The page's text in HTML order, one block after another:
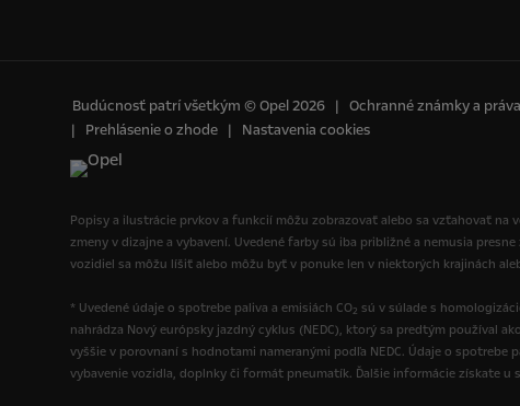
Budúcnosť patrí všetkým © Opel 2026 Ochranné známky a práva
Prehlásenie o zhode
Nastavenia cookies
Popisy a ilustrácie prvkov a funkcií môžu zobrazovať alebo sa vzťahovať na
zmeny v dizajne a vybavení. Uvedené farby sú iba približné a nemusia
vozidiel sa môžu líšiť alebo môžu byť v ponuke len v niektorých krajinách
* Uvedené údaje o spotrebe paliva a emisiách CO2 sú v súlade s
nahrádza Nový európsky jazdný cyklus (NEDC), ktorý sa predtým používal
vyššie v porovnaní s hodnotami nameranými podľa NEDC. Údaje o spotrebe
vybavenie vozidla, doplnky či formát pneumatík. Ďalšie informácie získate